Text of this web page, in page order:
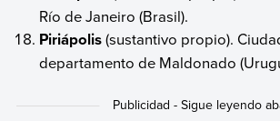
Río de Janeiro (Brasil).
Piriápolis(sustantivo propio).
departamento de Maldonado